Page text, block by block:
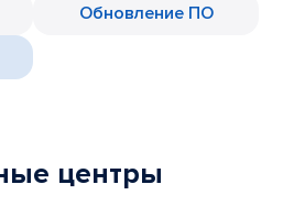
Обновление ПО
центры